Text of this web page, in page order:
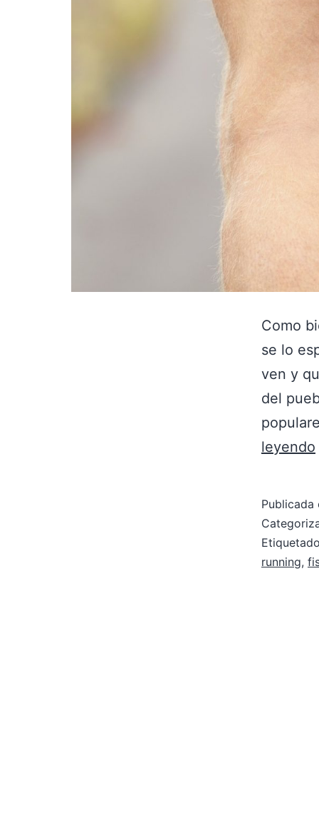
Como
se lo
ven y
del
leyendo
running,